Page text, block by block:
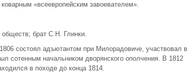
«всеевропейским завоевателем».
обществ; брат С.Н. Глинки.
состоял адъютантом при Милорадовиче, участвовал в
сотенным начальником дворянского ополчения. В 1812
в походе до конца 1814.